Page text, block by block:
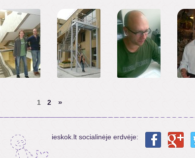
1 2 »
ieskok.lt socialinėje erdvėje: